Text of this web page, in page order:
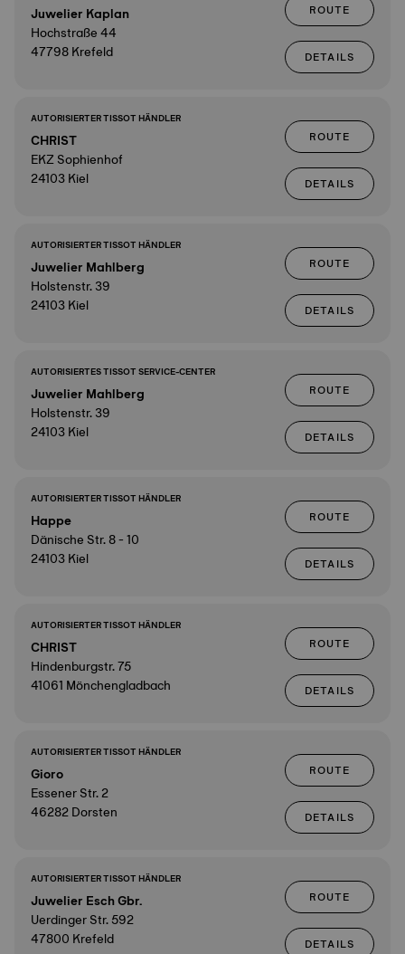
Juwelier Kaplan
Hochstraße 44
47798 Krefeld
ROUTE
DETAILS
AUTORISIERTER TISSOT HÄNDLER
CHRIST
EKZ Sophienhof
24103 Kiel
ROUTE
DETAILS
AUTORISIERTER TISSOT HÄNDLER
Juwelier Mahlberg
Holstenstr. 39
24103 Kiel
ROUTE
DETAILS
AUTORISIERTES TISSOT SERVICE-CENTER
Juwelier Mahlberg
Holstenstr. 39
24103 Kiel
ROUTE
DETAILS
AUTORISIERTER TISSOT HÄNDLER
Happe
Dänische Str. 8 - 10
24103 Kiel
ROUTE
DETAILS
AUTORISIERTER TISSOT HÄNDLER
CHRIST
Hindenburgstr. 75
41061 Mönchengladbach
ROUTE
DETAILS
AUTORISIERTER TISSOT HÄNDLER
Gioro
Essener Str. 2
46282 Dorsten
ROUTE
DETAILS
AUTORISIERTER TISSOT HÄNDLER
Juwelier Esch Gbr.
Uerdinger Str. 592
47800 Krefeld
ROUTE
DETAILS